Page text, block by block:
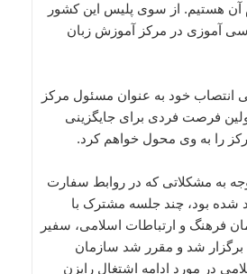
آن هستیم. از سوی پلیس این کشور
فارسی آموزی در مرکز آموزش زبان
انتصاب خود به عنوان مسئول مرکز
فرصت فردی برای جایگزینی
را به وی محول خواهم کرد.
به مشکلاتی که در روابط سفارت
شده بود، چند جلسه مشترک با
فرهنگ و ارتباطات اسلامی، سفیر
برگزار شد و مقرر شد سازمان
در مورد ادامه اشتغال رایزن